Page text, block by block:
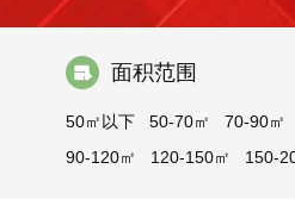
面积范围
50㎡以下 50-70㎡
70-90㎡
90-120㎡
120-150㎡
150-